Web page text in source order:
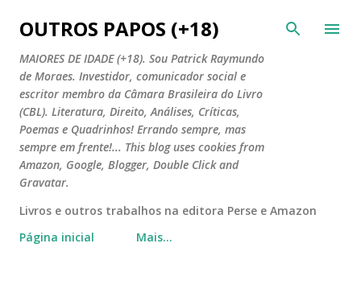
Pular para o conteúdo principal
OUTROS PAPOS (+18)
MAIORES DE IDADE (+18). Sou Patrick Raymundo
de Moraes. Investidor, comunicador social e
escritor membro da Câmara Brasileira do Livro
(CBL). Literatura, Direito, Análises, Críticas,
Poemas e Quadrinhos! Errando sempre, mas
sempre em frente!... This blog uses cookies from
Amazon, Google, Blogger, Double Click and
Gravatar.
Livros e outros trabalhos na editora Perse e Amazon
Página inicial
Mais…